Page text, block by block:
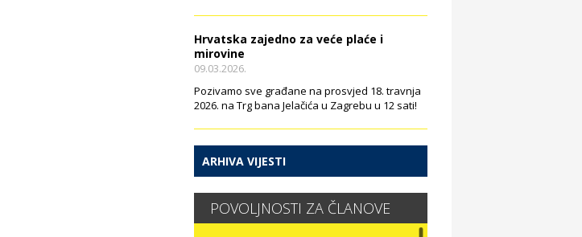
Hrvatska zajedno za veće plaće i
mirovine
09.03.2026.
Pozivamo sve građane na prosvjed 18. travnja
2026. na Trg bana Jelačića u Zagrebu u 12 sati!
ARHIVA VIJESTI
POVOLJNOSTI ZA ČLANOVE